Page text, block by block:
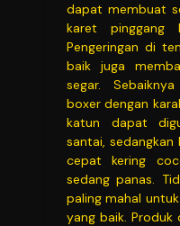
dapat membuat
karet pinggang
Pengeringan di
baik juga
segar.
boxer dengan
katun dapat
santai,
cepat kering
sedang panas.
paling mahal
yang baik. Produk